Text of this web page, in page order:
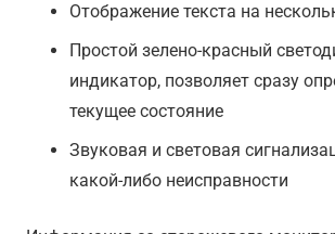
Отображение текста на
Простой зелено-красный
индикатор, позволяет сразу
текущее состояние
Звуковая и световая
какой-либо неисправности